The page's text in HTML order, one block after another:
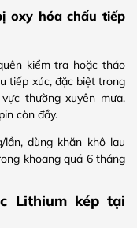
oxy hóa chấu tiếp
kiểm tra hoặc tháo
tiếp xúc, đặc biệt trong
thường xuyên mưa.
còn đầy.
dùng khăn khô lau
khoang quá 6 tháng
Lithium kép tại